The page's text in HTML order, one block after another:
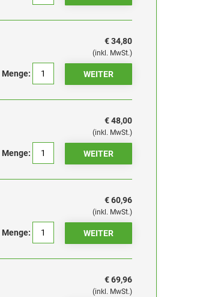
€ 34,80
(inkl. MwSt.)
Menge:
€ 48,00
(inkl. MwSt.)
Menge:
€ 60,96
(inkl. MwSt.)
Menge:
€ 69,96
(inkl. MwSt.)